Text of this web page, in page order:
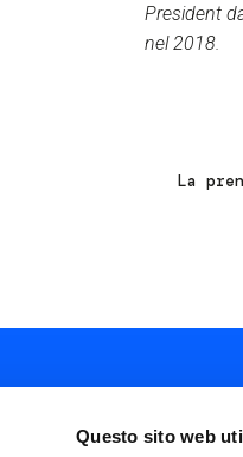
Questo sito web
President
nel 2018.
La